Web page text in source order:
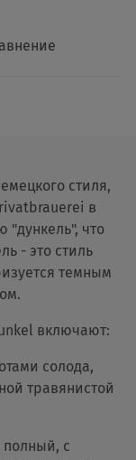
стиля,
в
"дункель", что
- это стиль
темным
включают:
солода,
травянистой
полный, с